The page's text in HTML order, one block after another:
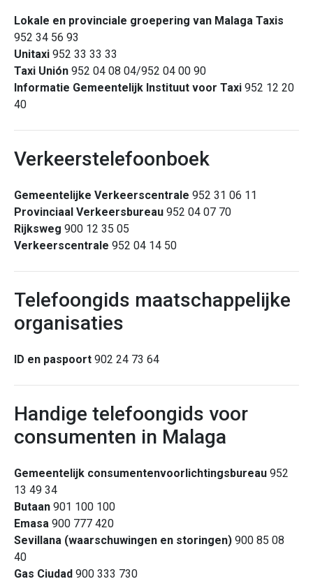
Lokale en provinciale groepering van Malaga Taxis
952 34 56 93
Unitaxi 952 33 33 33
Taxi Unión 952 04 08 04/952 04 00 90
Informatie Gemeentelijk Instituut voor Taxi 952 12 20
40
Verkeerstelefoonboek
Gemeentelijke Verkeerscentrale 952 31 06 11
Provinciaal Verkeersbureau 952 04 07 70
Rijksweg 900 12 35 05
Verkeerscentrale 952 04 14 50
Telefoongids maatschappelijke
organisaties
ID en paspoort 902 24 73 64
Handige telefoongids voor
consumenten in Malaga
Gemeentelijk consumentenvoorlichtingsbureau 952
13 49 34
Butaan 901 100 100
Emasa 900 777 420
Sevillana (waarschuwingen en storingen) 900 85 08
40
Gas Ciudad 900 333 730